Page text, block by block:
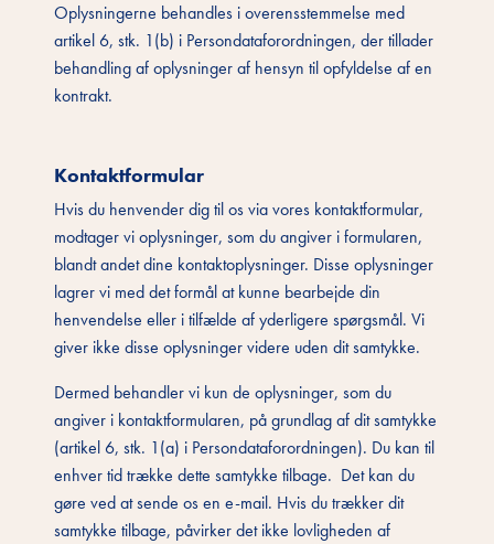
Oplysningerne behandles i overensstemmelse med
artikel 6, stk. 1(b) i Persondataforordningen, der tillader
behandling af oplysninger af hensyn til opfyldelse af en
kontrakt.
Kontaktformular
Hvis du henvender dig til os via vores kontaktformular,
modtager vi oplysninger, som du angiver i formularen,
blandt andet dine kontaktoplysninger. Disse oplysninger
lagrer vi med det formål at kunne bearbejde din
henvendelse eller i tilfælde af yderligere spørgsmål. Vi
giver ikke disse oplysninger videre uden dit samtykke.
Dermed behandler vi kun de oplysninger, som du
angiver i kontaktformularen, på grundlag af dit samtykke
(artikel 6, stk. 1(a) i Persondataforordningen). Du kan til
enhver tid trække dette samtykke tilbage. Det kan du
gøre ved at sende os en e-mail. Hvis du trækker dit
samtykke tilbage, påvirker det ikke lovligheden af